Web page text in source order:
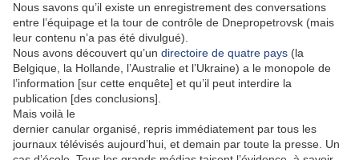
Nous savons qu’il existe un enregistrement des conversations
entre l’équipage et la tour de contrôle de Dnepropetrovsk (mais
leur contenu n’a pas été divulgué).
Nous avons découvert qu’un directoire de quatre pays (la
Belgique, la Hollande, l’Australie et l’Ukraine) a le monopole de
l’information [sur cette enquête] et qu’il peut interdire la
publication [des conclusions].
Mais voilà le
dernier canular organisé, repris immédiatement par tous les
journaux télévisés aujourd’hui, et demain par toute la presse. Un